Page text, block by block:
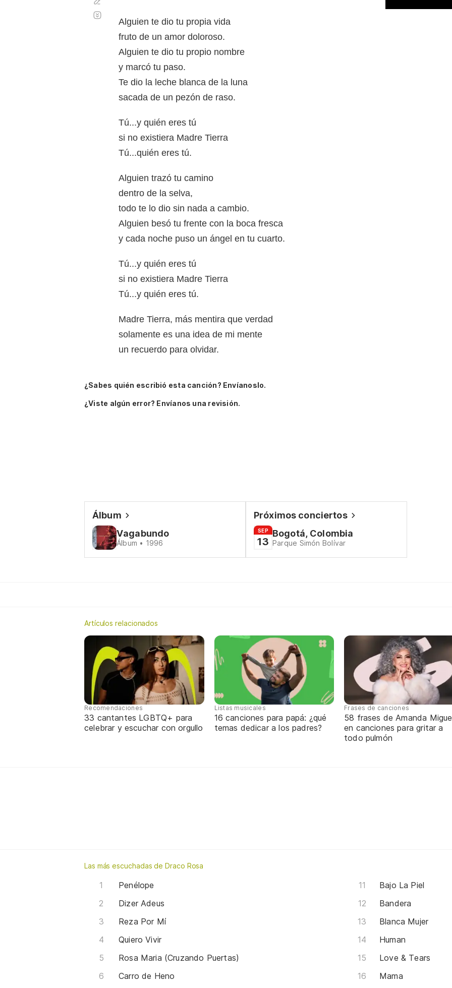
Alguien te dio tu propia vida
fruto de un amor doloroso.
Alguien te dio tu propio nombre
y marcó tu paso.
Te dio la leche blanca de la luna
sacada de un pezón de raso.
Tú...y quién eres tú
si no existiera Madre Tierra
Tú...quién eres tú.
Alguien trazó tu camino
dentro de la selva,
todo te lo dio sin nada a cambio.
Alguien besó tu frente con la boca fresca
y cada noche puso un ángel en tu cuarto.
Tú...y quién eres tú
si no existiera Madre Tierra
Tú...y quién eres tú.
Madre Tierra, más mentira que verdad
solamente es una idea de mi mente
un recuerdo para olvidar.
automático
¿Sabes quién escribió esta canción? Envíanoslo.
¿Viste algún error? Envíanos una revisión.
Álbum
Vagabundo
Álbum • 1996
Próximos conciertos
SEP
13
Bogotá, Colombia
Parque Simón Bolívar
Artículos relacionados
Recomendaciones
33 cantantes LGBTQ+ para
celebrar y escuchar con orgullo
Listas musicales
16 canciones para papá: ¿qué
temas dedicar a los padres?
Frases de canciones
58 frases de Amanda
en canciones para gritar a
todo pulmón
Las más escuchadas de Draco Rosa
Penélope
Dizer Adeus
Reza Por Mí
Quiero Vivir
Rosa Maria (Cruzando Puertas)
Carro de Heno
Bajo La Piel
Bandera
Blanca Mujer
Human
Love & Tears
Mama